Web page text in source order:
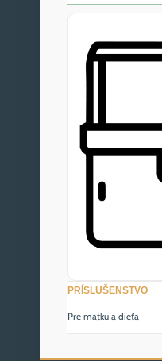
PRÍSLUŠENSTVO
Pre matku a dieťa